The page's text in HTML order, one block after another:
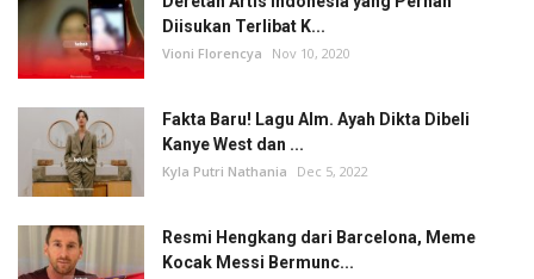
Diisukan Terlibat K...
Vioni Florencya Nov 10, 2020
Fakta Baru! Lagu Alm. Ayah Dikta Dibeli
Kanye West dan ...
Kyla Putri Nathania Dec 5, 2022
Resmi Hengkang dari Barcelona, Meme
Kocak Messi Bermunc...